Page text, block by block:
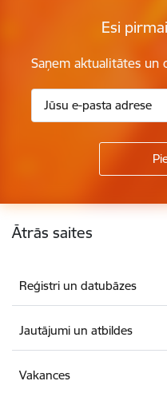
Esi
Saņem aktualitātes un
Kājene
Ātrās saites
Reģistri un datubāzes
Jautājumi un atbildes
Vakances